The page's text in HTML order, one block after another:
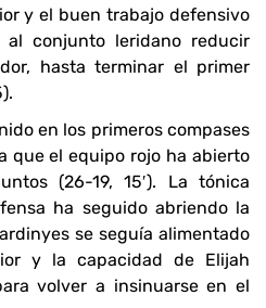
y el buen trabajo defensivo
conjunto leridano reducir
hasta terminar el primer
en los primeros compases
que el equipo rojo ha abierto
(26-19, 15′). La tónica
ha seguido abriendo la
se seguía alimentado
y la capacidad de Elijah
volver a insinuarse en el